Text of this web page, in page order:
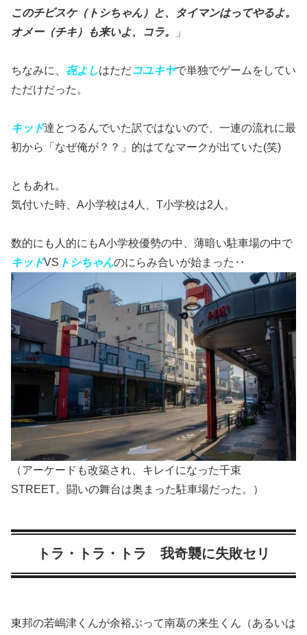
このチビスケ（トシちゃん）と、タイマンはってやるよ。
オメー（チキ）も来いよ、コラ。
」
ちなみに、 㐂よしはただコユキヤで単独でゲームをしてい
ただけだった。
キッド達とつるんでいた訳ではないので、一連の流れに最
初から「なぜ俺が？？」的はてなマークが出ていた(笑)
ともあれ。
気付いた時、A小学校は4人、T小学校は2人。
数的にも人的にもA小学校優勢の中、薄暗い駐車場の中で
キッドVS トシちゃんのにらみ合いが始まった‥
（アーケードも改築され、キレイになった千束
STREET。闘いの舞台は奥まった駐車場だった。）
トラ・トラ・トラ 我奇襲に失敗セリ
東邦の若嶋津くんが余裕ぶって南葛の来生くん（あるいは